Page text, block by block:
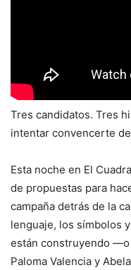
Tres candidatos. Tres
intentar convencerte
Esta noche en El
de propuestas para
campaña detrás de la
lenguaje, los símbolos
están construyendo
Paloma Valencia y